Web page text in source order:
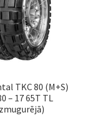
TKC 80 (M+S)
– 17 65T TL